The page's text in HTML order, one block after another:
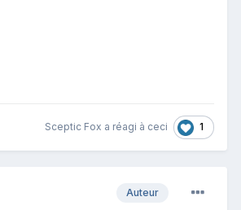
Sceptic Fox a réagi à ceci 1
Auteur